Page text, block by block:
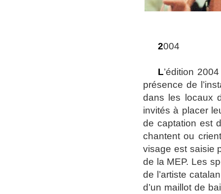
2004
L’édition
présence de
dans les locaux
invités à placer
de captation est
chantent ou
visage est saisie
de la MEP. Les
de l’artiste
d’un maillot de